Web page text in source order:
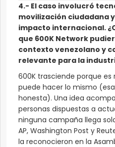
4.- El caso involucró
movilización ciudadana
impacto internacional.
que 600K Network
contexto venezolano y
relevante para la
600K trasciende porque es
puede hacer lo mismo
honesta). Una idea
personas dispuestas a
ninguna campaña llega
AP, Washington Post y
la reconocieron en la